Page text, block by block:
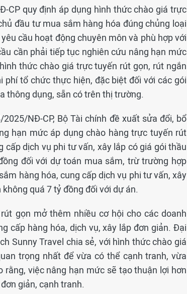
CP quy định áp dụng hình thức chào giá trực
đầu tư mua sắm hàng hóa đúng chủng loại
cầu hoạt động chuyên môn và phù hợp với
cần phải tiếp tục nghiên cứu nâng hạn mức
thức chào giá trực tuyến rút gọn, rút ngắn
tổ chức thực hiện, đặc biệt đối với các gói
thông dụng, sẵn có trên thị trường.
NĐ-CP, Bộ Tài chính đề xuất sửa đổi, bổ
hạn mức áp dụng chào hàng trực tuyến rút
dịch vụ phi tư vấn, xây lắp có giá gói thầu
đối với dự toán mua sắm, trừ trường hợp
hàng hóa, cung cấp dịch vụ phi tư vấn, xây
quá 7 tỷ đồng đối với dự án.
gọn mở thêm nhiều cơ hội cho các doanh
cấp hàng hóa, dịch vụ, xây lắp đơn giản. Đại
Sunny Travel chia sẻ, với hình thức chào giá
trọng nhất để vừa có thể cạnh tranh, vừa
việc nâng hạn mức sẽ tạo thuận lợi hơn
giản, cạnh tranh.